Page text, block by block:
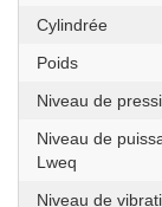
Cylindrée
Poids
Niveau de
Niveau de
Lweq
Niveau de